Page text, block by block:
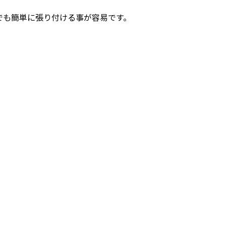
簡単に張り付ける事が容易です。